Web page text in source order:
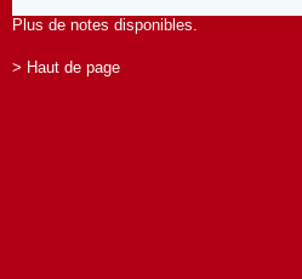
Plus de notes disponibles.
> Haut de page